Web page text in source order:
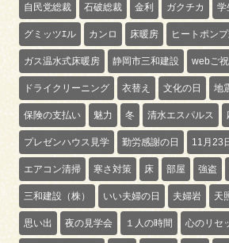
自民党総裁 石破総裁 金利 ガクチカ 学
グミッツｴル カンロ 床暖房 ヒートポン
ガス温水式床暖房 静岡市三和建設 webご
ドライクリーニング 衣替え 文化の日 地
保険の支払い 魅力 冬 清水エスパルス
プレゼンハウス見学 勤労感謝の日 11月23
エアコン清掃 寒さ対策 床 部屋 強盗
三和建設（株） いい夫婦の日 夫婦岩 天
思い出 夜の見学会 １人の時間 心のリセ